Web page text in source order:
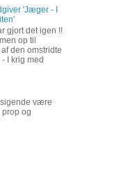
'Jæger - I
gjort det igen !!
op til
den omstridte
I krig med
være
prop og